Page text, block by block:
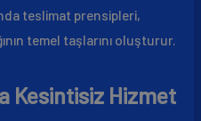
teslimat prensipleri,
temel taşlarını oluşturur.
Kesintisiz Hizmet